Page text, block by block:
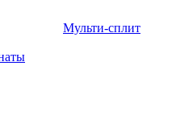
Мульти-сплит